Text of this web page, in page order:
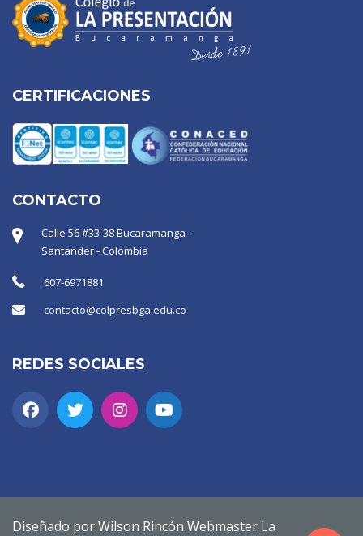
CERTIFICACIONES
CONTACTO
Calle 56 #33-38 Bucaramanga -
Santander - Colombia
607-6971881
contacto@colpresbga.edu.co
REDES SOCIALES
Diseñado por Wilson Rincón Webmaster La